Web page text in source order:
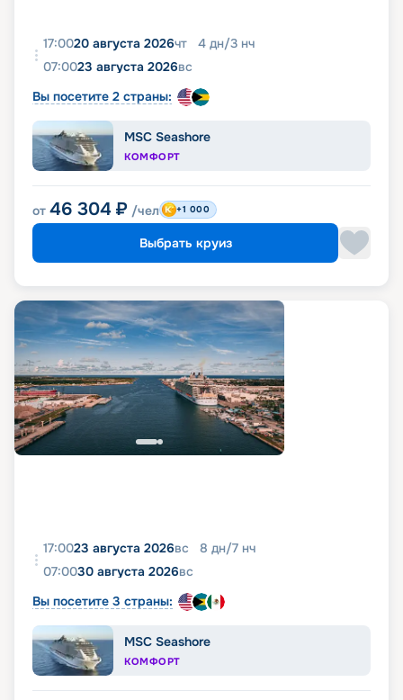
17:0020 августа 2026чт 4 дн/3 нч
07:0023 августа 2026вс
Вы посетите 2 страны:
MSC Seashore
КОМФОРТ
от 46 304 ₽ /чел +1 000
Выбрать круиз
17:0023 августа 2026вс 8 дн/7 нч
07:0030 августа 2026вс
Вы посетите 3 страны:
MSC Seashore
КОМФОРТ